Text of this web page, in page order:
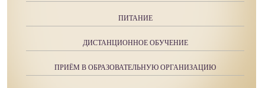
ПИТАНИЕ
ДИСТАНЦИОННОЕ ОБУЧЕНИЕ
ПРИЁМ В ОБРАЗОВАТЕЛЬНУЮ ОРГАНИЗАЦИЮ